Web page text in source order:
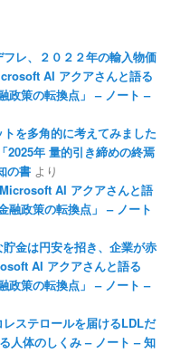
レ、２０２２年の輸入物価
AI アクアさんと語る
政策の転換点」 – ノート –
を多角的に考えてみました
年 量的引き締めの終焉
の書 より
Microsoft AI アクアさんと語
融政策の転換点」 – ノート
金は円安を招き、企業が赤
AI アクアさんと語る
政策の転換点」 – ノート –
ステロールを届けるLDLだ
人体のしくみ – ノート – 知